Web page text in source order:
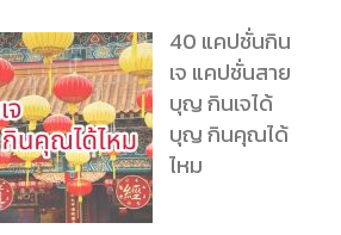
40 แคปชั่นกิน
เจ แคปชั่นสาย
บุญ กินเจได้
บุญ กินคุณได้
ไหม